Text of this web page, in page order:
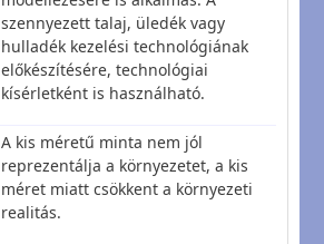
szennyezett talaj, üledék vagy
hulladék kezelési technológiának
előkészítésére, technológiai
kísérletként is használható.
A kis méretű minta nem jól
reprezentálja a környezetet, a kis
méret miatt csökkent a környezeti
realitás.